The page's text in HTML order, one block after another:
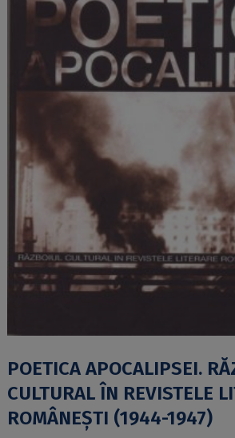
POETICA APOCALIPSEI.
CULTURAL ÎN REVISTELE
ROMÂNEȘTI (1944-1947)